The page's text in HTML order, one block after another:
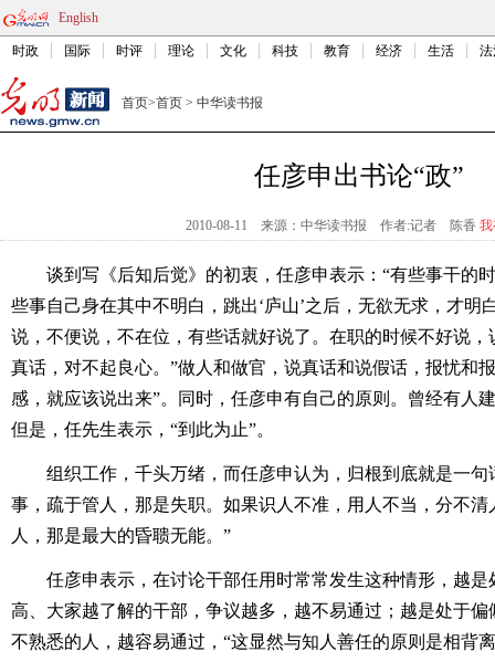
English
时政 国际 时评 理论 文化 科技 教育 经济 生活
首页>首页 > 中华读书报
任彦申出书论“政”
2010-08-11 来源：中华读书报 作者:记者 陈香
谈到写《后知后觉》的初衷，任彦申表示：“有些事干的
些事自己身在其中不明白，跳出‘庐山’之后，无欲无求，才明
说，不便说，不在位，有些话就好说了。在职的时候不好说
真话，对不起良心。”做人和做官，说真话和说假话，报忧和
感，就应该说出来”。同时，任彦申有自己的原则。曾经有人
但是，任先生表示，“到此为止”。
组织工作，千头万绪，而任彦申认为，归根到底就是一
事，疏于管人，那是失职。如果识人不准，用人不当，分不
人，那是最大的昏聩无能。”
任彦申表示，在讨论干部任用时常常发生这种情形，越
高、大家越了解的干部，争议越多，越不易通过；越是处于
不熟悉的人，越容易通过，“这显然与知人善任的原则是相背